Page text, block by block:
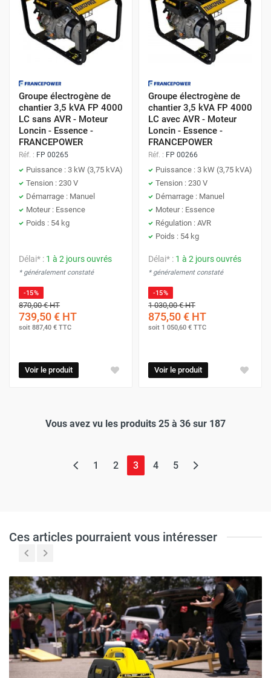
Groupe électrogène de
chantier 3,5 kVA FP 4000
LC sans AVR - Moteur
Loncin - Essence -
FRANCEPOWER
Réf. : FP 00265
Puissance : 3 kW (3,75 kVA)
Tension : 230 V
Démarrage : Manuel
Moteur : Essence
Poids : 54 kg
Délai* : 1 à 2 jours ouvrés
* généralement constaté
-15%
870,00 €HT
739,50 € HT
soit 887,40 € TTC
Voir le produit
Groupe électrogène de
chantier 3,5 kVA FP 4000
LC avec AVR - Moteur
Loncin - Essence -
FRANCEPOWER
Réf. : FP 00266
Puissance : 3 kW (3,75 kVA)
Tension : 230 V
Démarrage : Manuel
Moteur : Essence
Régulation : AVR
Poids : 54 kg
Délai* : 1 à 2 jours ouvrés
* généralement constaté
-15%
1 030,00 €HT
875,50 € HT
soit 1 050,60 € TTC
Voir le produit
Vous avez vu les produits 25 à 36 sur 187
1 2 3(page actuelle)
4 5
Ces articles pourraient vous intéresser